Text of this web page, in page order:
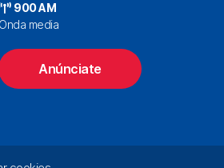
900 AM
media
Anúnciate